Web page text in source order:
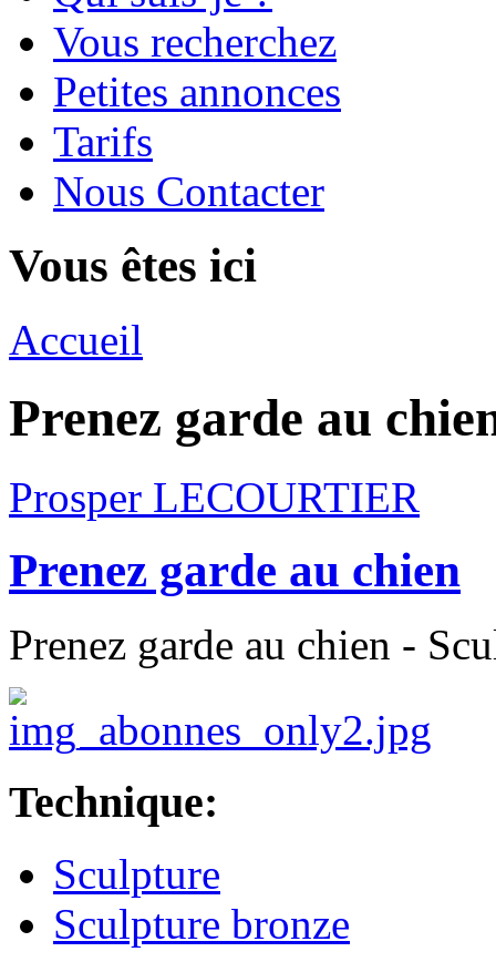
Vous recherchez
Petites annonces
Tarifs
Nous Contacter
Vous êtes ici
Accueil
Prenez garde au
Prosper LECOURTIER
Prenez garde au chien
Prenez garde au chien -
Technique:
Sculpture
Sculpture bronze